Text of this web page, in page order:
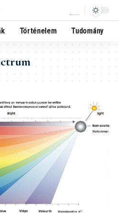
Történelem Tudomány